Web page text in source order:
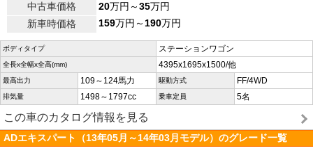
中古車価格
20万円～35万円
新車時価格
159万円～190万円
ボディタイプ ステーションワゴン
全長x全幅x全高(mm) 4395x1695x1500/他
最高出力 109～124馬力 駆動方式 FF/4WD
排気量 1498～1797cc 乗車定員 5名
この車のカタログ情報を見る
ADエキスパート（13年05月～14年03月モデル）のグレード一覧